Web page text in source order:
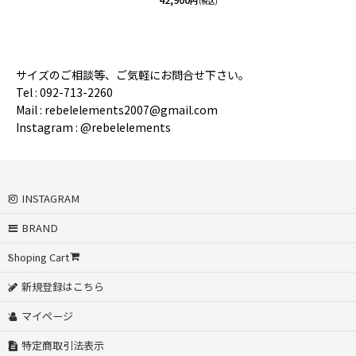
サイズのご相談等、ご気軽にお問合せ下さい。
Tel : 092-713-2260
Mail : rebelelements2007@gmail.com
Instagram : @rebelelements
INSTAGRAM
BRAND
Shoping Cart
新規登録はこちら
マイページ
特定商取引法表示